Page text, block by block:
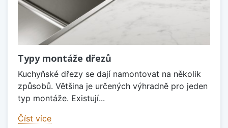
Typy montáže dřezů
Kuchyňské dřezy se dají namontovat na několik
způsobů. Většina je určených výhradně pro jeden
typ montáže. Existují...
Číst více